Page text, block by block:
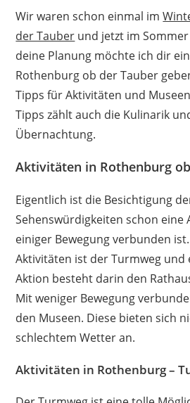
Wir waren schon einmal im
der Tauber und jetzt im
deine Planung möchte ich dir
Rothenburg ob der Tauber
Tipps für Aktivitäten und
Tipps zählt auch die Kulinarik
Übernachtung.
Aktivitäten in Rothenburg
Eigentlich ist die Besichtigung
Sehenswürdigkeiten schon eine
einiger Bewegung verbunden
Aktivitäten ist der Turmweg
Aktion besteht darin den
Mit weniger Bewegung
den Museen. Diese bieten sich
schlechtem Wetter an.
Aktivitäten in Rothenburg –